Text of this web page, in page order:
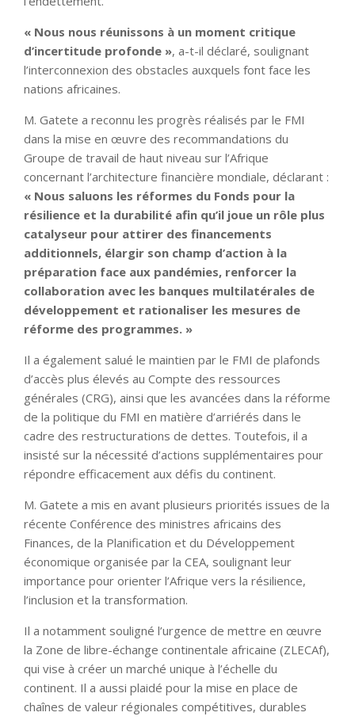
« Nous nous réunissons à un moment critique
d’incertitude profonde », a-t-il déclaré, soulignant
l’interconnexion des obstacles auxquels font face les
nations africaines.
M. Gatete a reconnu les progrès réalisés par le FMI
dans la mise en œuvre des recommandations du
Groupe de travail de haut niveau sur l’Afrique
concernant l’architecture financière mondiale, déclarant :
« Nous saluons les réformes du Fonds pour la
résilience et la durabilité afin qu’il joue un rôle plus
catalyseur pour attirer des financements
additionnels, élargir son champ d’action à la
préparation face aux pandémies, renforcer la
collaboration avec les banques multilatérales de
développement et rationaliser les mesures de
réforme des programmes. »
Il a également salué le maintien par le FMI de plafonds
d’accès plus élevés au Compte des ressources
générales (CRG), ainsi que les avancées dans la réforme
de la politique du FMI en matière d’arriérés dans le
cadre des restructurations de dettes. Toutefois, il a
insisté sur la nécessité d’actions supplémentaires pour
répondre efficacement aux défis du continent.
M. Gatete a mis en avant plusieurs priorités issues de la
récente Conférence des ministres africains des
Finances, de la Planification et du Développement
économique organisée par la CEA, soulignant leur
importance pour orienter l’Afrique vers la résilience,
l’inclusion et la transformation.
Il a notamment souligné l’urgence de mettre en œuvre
la Zone de libre-échange continentale africaine (ZLECAf),
qui vise à créer un marché unique à l’échelle du
continent. Il a aussi plaidé pour la mise en place de
chaînes de valeur régionales compétitives, durables